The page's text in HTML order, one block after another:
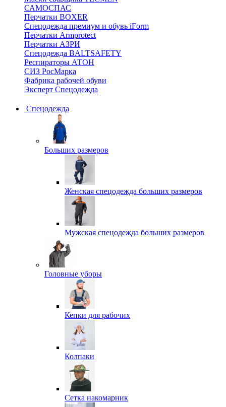
САМОСПАС
Перчатки BOXER
Спецодежда премиум и обувь iForm
Перчатки Armprotect
Перчатки АЗРИ
Спецодежда BALTSAFETY
Респираторы АТОН
СИЗ РосМарка
Фабрика рабочей обуви
Эксперт Спецодежда
Спецодежда
Больших размеров
Женская спецодежда больших размеров
Мужская спецодежда больших размеров
Головные уборы
Кепки для рабочих
Колпаки
Сетка накомарник